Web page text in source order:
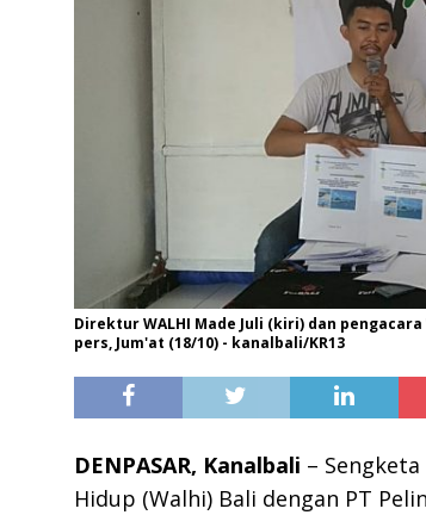
Direktur WALHI Made Juli (kiri) dan
pers, Jum'at (18/10) - kanalbali/KR13
DENPASAR, Kanalbali –
Hidup (Walhi) Bali dengan PT